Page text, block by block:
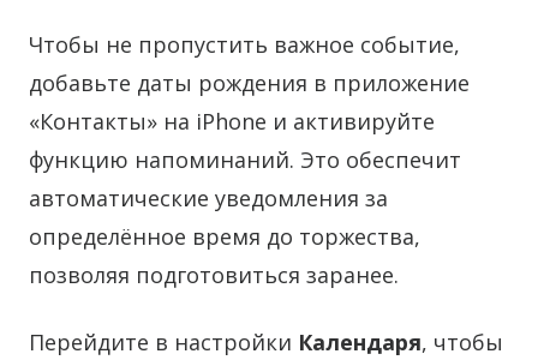
Чтобы не пропустить важное событие,
добавьте даты рождения в приложение
«Контакты» на iPhone и активируйте
функцию напоминаний. Это обеспечит
автоматические уведомления за
определённое время до торжества,
позволяя подготовиться заранее.
Перейдите в настройки Календаря, чтобы